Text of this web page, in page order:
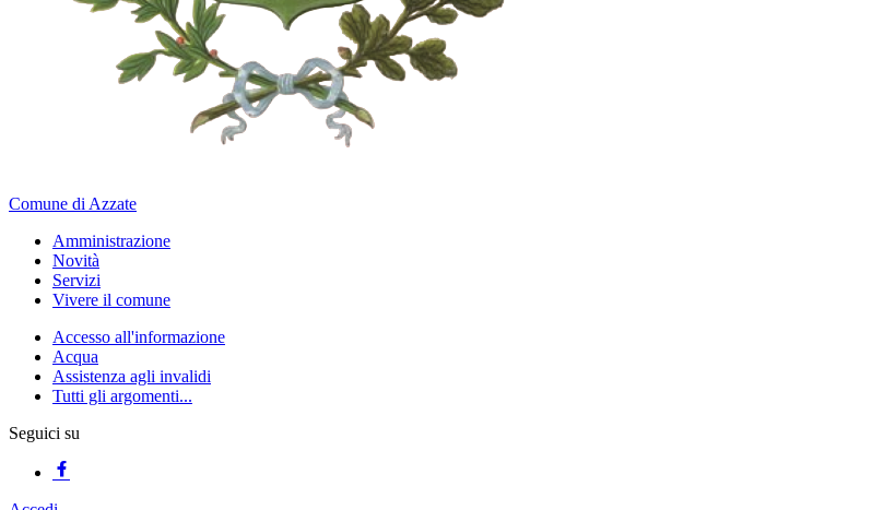
Comune di Azzate
Amministrazione
Novità
Servizi
Vivere il comune
Accesso all'informazione
Acqua
Assistenza agli invalidi
Tutti gli argomenti...
Seguici su